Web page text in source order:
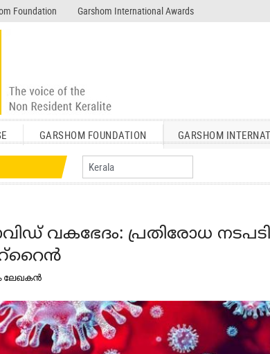
Foundation Garshom International Awards
GARSHOM FOUNDATION GARSHOM
വകഭേദം: പ്രതിരോധ
ലേഖകന്‍